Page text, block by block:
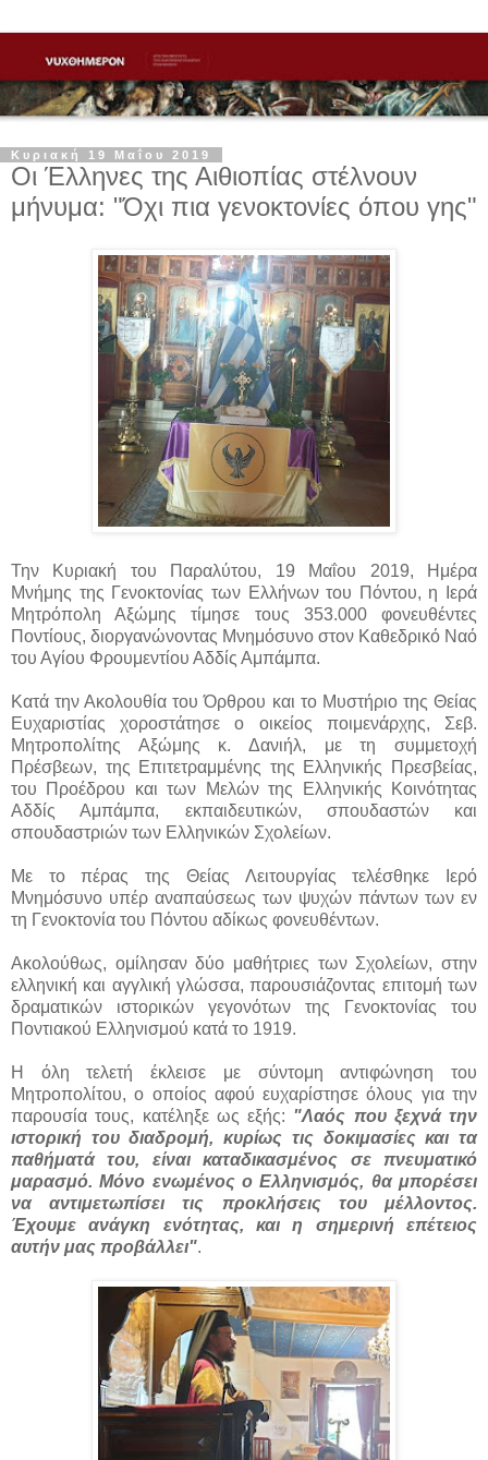
Κυριακή 19 Μαΐου 2019
Οι Έλληνες της Αιθιοπίας στέλνουν
μήνυμα: "Όχι πια γενοκτονίες όπου γης"
Την Κυριακή του Παραλύτου, 19 Μαΐου 2019, Ημέρα
Μνήμης της Γενοκτονίας των Ελλήνων του Πόντου, η Ιερά
Μητρόπολη Αξώμης τίμησε τους 353.000 φονευθέντες
Ποντίους, διοργανώνοντας Μνημόσυνο στον Καθεδρικό Ναό
του Αγίου Φρουμεντίου Αδδίς Αμπάμπα.
Κατά την Ακολουθία του Όρθρου και το Μυστήριο της Θείας
Ευχαριστίας χοροστάτησε ο οικείος ποιμενάρχης, Σεβ.
Μητροπολίτης Αξώμης κ. Δανιήλ, με τη συμμετοχή
Πρέσβεων, της Επιτετραμμένης της Ελληνικής Πρεσβείας,
του Προέδρου και των Μελών της Ελληνικής Κοινότητας
Αδδίς Αμπάμπα, εκπαιδευτικών, σπουδαστών και
σπουδαστριών των Ελληνικών Σχολείων.
Με το πέρας της Θείας Λειτουργίας τελέσθηκε Ιερό
Μνημόσυνο υπέρ αναπαύσεως των ψυχών πάντων των εν
τη Γενοκτονία του Πόντου αδίκως φονευθέντων.
Ακολούθως, ομίλησαν δύο μαθήτριες των Σχολείων, στην
ελληνική και αγγλική γλώσσα, παρουσιάζοντας επιτομή των
δραματικών ιστορικών γεγονότων της Γενοκτονίας του
Ποντιακού Ελληνισμού κατά το 1919.
Η όλη τελετή έκλεισε με σύντομη αντιφώνηση του
Μητροπολίτου, ο οποίος αφού ευχαρίστησε όλους για την
παρουσία τους, κατέληξε ως εξής: "Λαός που ξεχνά την
ιστορική του διαδρομή, κυρίως τις δοκιμασίες και τα
παθήματά του, είναι καταδικασμένος σε πνευματικό
μαρασμό. Μόνο ενωμένος ο Ελληνισμός, θα μπορέσει
να αντιμετωπίσει τις προκλήσεις του μέλλοντος.
Έχουμε ανάγκη ενότητας, και η σημερινή επέτειος
αυτήν μας προβάλλει".